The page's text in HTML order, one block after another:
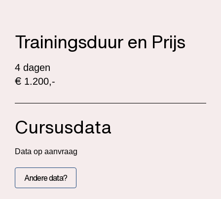
Trainingsduur en Prijs
4 dagen
€ 1.200,-
Cursusdata
Data op aanvraag
Andere data?